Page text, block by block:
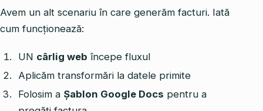
Avem un alt scenariu în care generăm facturi. Iată
cum funcționează:
UN cârlig web începe fluxul
Aplicăm transformări la datele primite
Folosim a Șablon Google Docs pentru a